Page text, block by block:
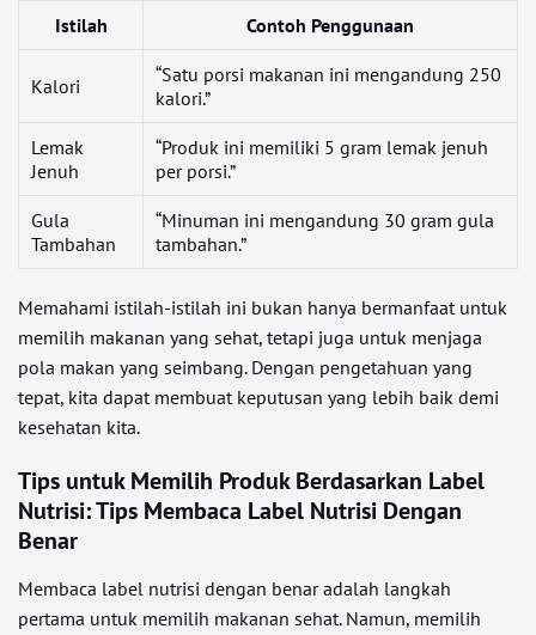
Istilah Contoh Penggunaan
Kalori
“Satu porsi makanan ini mengandung 250
kalori.”
Lemak
Jenuh
“Produk ini memiliki 5 gram lemak jenuh
per porsi.”
Gula
Tambahan
“Minuman ini mengandung 30 gram gula
tambahan.”
Memahami istilah-istilah ini bukan hanya bermanfaat untuk
memilih makanan yang sehat, tetapi juga untuk menjaga
pola makan yang seimbang. Dengan pengetahuan yang
tepat, kita dapat membuat keputusan yang lebih baik demi
kesehatan kita.
Tips untuk Memilih Produk Berdasarkan Label
Nutrisi: Tips Membaca Label Nutrisi Dengan
Benar
Membaca label nutrisi dengan benar adalah langkah
pertama untuk memilih makanan sehat. Namun, memilih